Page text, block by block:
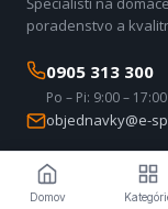
Domov
poradenstvo a
0905 313 300
Po – Pi: 9:00 – 17:00
objednavky@e-
Nákup u nás